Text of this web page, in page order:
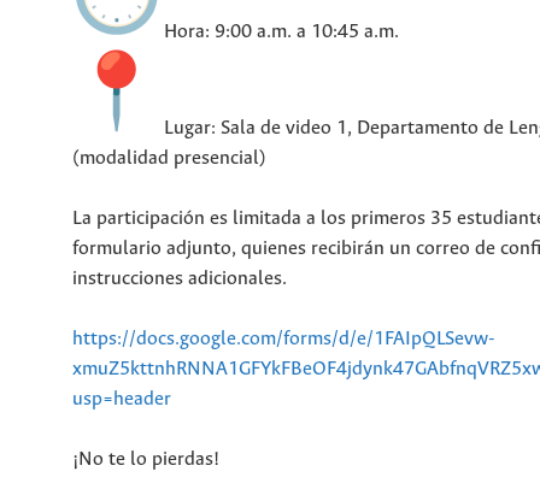
Hora: 9:00 a.m. a 10:45 a.m.
Lugar: Sala de video 1, Departamento de
(modalidad presencial)
La participación es limitada a los primeros 35
formulario adjunto, quienes recibirán un correo de
instrucciones adicionales.
https://docs.google.com/forms/d/e/1FAIpQLSevw-
usp=header
¡No te lo pierdas!